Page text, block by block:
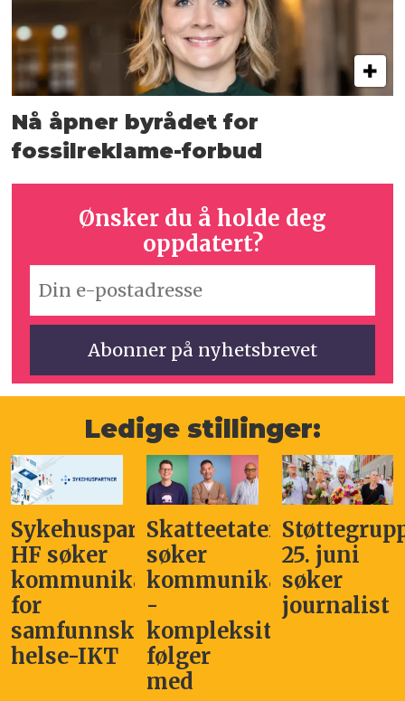
Nå åpner byrådet for
fossilreklame-forbud
Ønsker du å holde deg
oppdatert?
Ledige stillinger:
Sykehuspartner
HF søker
kommunikasjonssjef
for
samfunnskritisk
helse-IKT
Skatteetaten
søker
kommunikasjonsleder
-
kompleksitet
følger
med
25. juni
søker
journalist